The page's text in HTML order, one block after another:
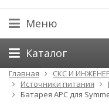
Меню
Каталог
Главная
СКС И
Источники питания
Батарея APC для